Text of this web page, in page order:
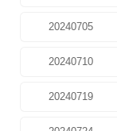
20240705
20240710
20240719